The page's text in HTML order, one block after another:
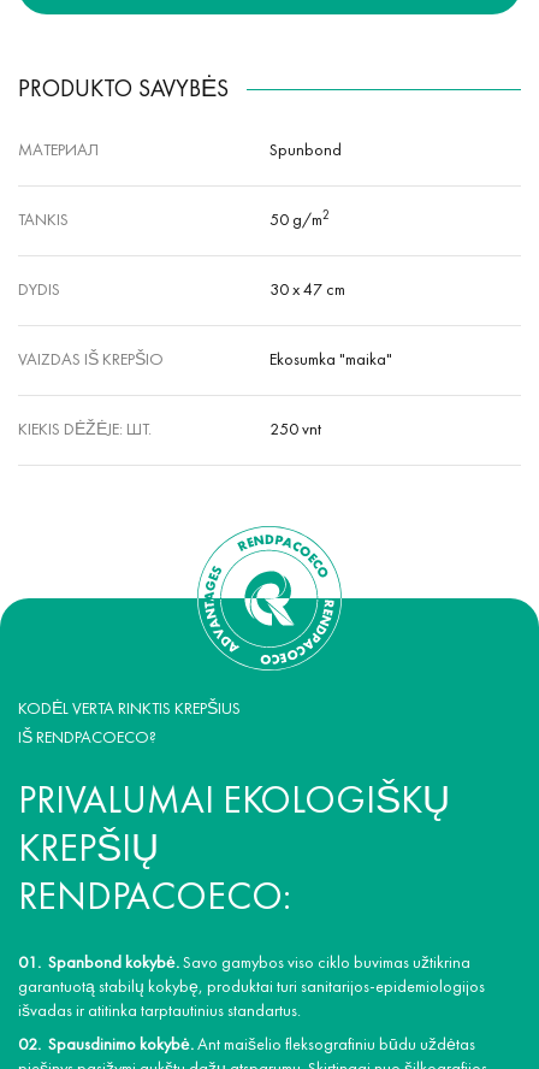
PRODUKTO SAVYBĖS
МАТЕРИАЛ Spunbond
TANKIS 50 g/m2
DYDIS 30 x 47 cm
VAIZDAS IŠ KREPŠIO Ekosumka "maika"
KIEKIS DĖŽĖJE: ШТ. 250 vnt
KODĖL VERTA RINKTIS KREPŠIUS
IŠ RENDPACOECO?
PRIVALUMAI EKOLOGIŠKŲ
KREPŠIŲ
RENDPACOECO:
Spanbond kokybė.Savo gamybos viso ciklo buvimas užtikrina
garantuotą stabilų kokybę, produktai turi sanitarijos-epidemiologijos
išvadas ir atitinka tarptautinius standartus.
Spausdinimo kokybė.Ant maišelio fleksografiniu būdu uždėtas